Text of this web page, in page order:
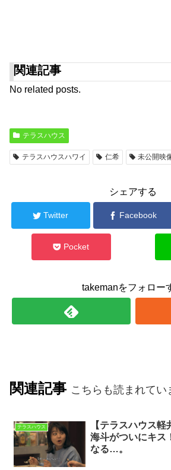
関連記事
No related posts.
テラスハウス
テラスハウスハワイ 仁希 未公開映
シェアする
Twitter Facebook
Pocket
takemanをフォロー
関連記事 こちらも読まれてい
テラスハウス
【テラスハウス
海斗がついにキス
なる…。